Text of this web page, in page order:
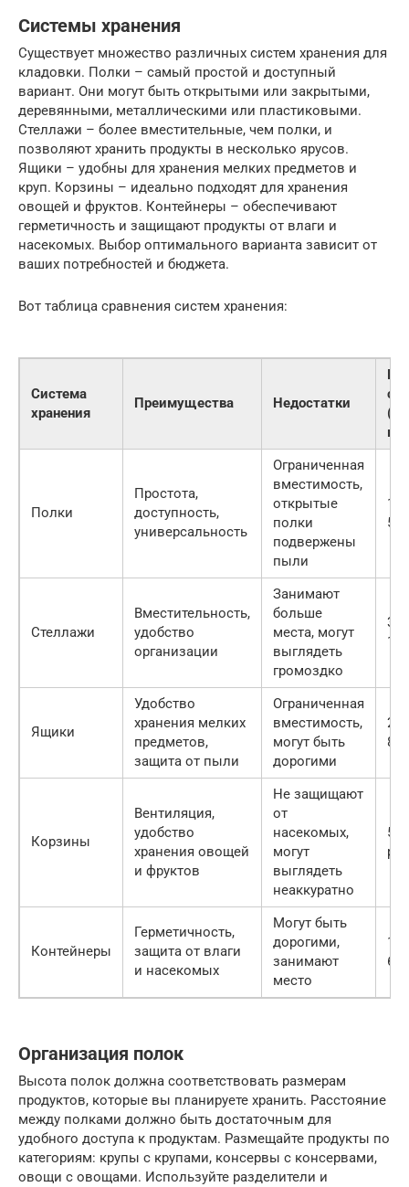
Системы хранения
Существует множество различных систем хранения для
кладовки. Полки – самый простой и доступный
вариант. Они могут быть открытыми или закрытыми,
деревянными, металлическими или пластиковыми.
Стеллажи – более вместительные, чем полки, и
позволяют хранить продукты в несколько ярусов.
Ящики – удобны для хранения мелких предметов и
круп. Корзины – идеально подходят для хранения
овощей и фруктов. Контейнеры – обеспечивают
герметичность и защищают продукты от влаги и
насекомых. Выбор оптимального варианта зависит от
ваших потребностей и бюджета.
Вот таблица сравнения систем хранения:
Система
хранения
Преимущества Недостатки
(за
Полки
Простота,
доступность,
универсальность
Ограниченная
вместимость,
открытые
полки
подвержены
пыли
Стеллажи
Вместительность,
удобство
организации
Занимают
больше
места, могут
выглядеть
громоздко
Ящики
Удобство
хранения мелких
предметов,
защита от пыли
Ограниченная
вместимость,
могут быть
дорогими
Корзины
Вентиляция,
удобство
хранения овощей
и фруктов
Не защищают
от
насекомых,
могут
выглядеть
неаккуратно
Контейнеры
Герметичность,
защита от влаги
и насекомых
Могут быть
дорогими,
занимают
место
Организация полок
Высота полок должна соответствовать размерам
продуктов, которые вы планируете хранить. Расстояние
между полками должно быть достаточным для
удобного доступа к продуктам. Размещайте продукты по
категориям: крупы с крупами, консервы с консервами,
овощи с овощами. Используйте разделители и